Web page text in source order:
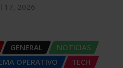
17, 2026
GENERAL
NOTICIAS
OPERATIVO
TECH